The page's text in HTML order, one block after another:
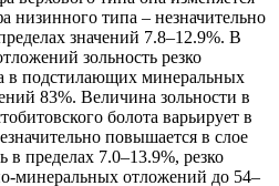
низинного типа – незначительно
значений 7.8–12.9%. В
зольность резко
в подстилающих минеральных
83%. Величина зольности в
болота варьирует в
повышается в слое
в пределах 7.0–13.9%, резко
минеральных отложений до 54–